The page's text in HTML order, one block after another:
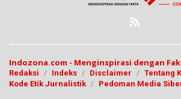
Indozona.com - Menginspirasi dengan
Redaksi
Indeks Disclaimer
Tentang
Kode Etik Jurnalistik
Pedoman Media